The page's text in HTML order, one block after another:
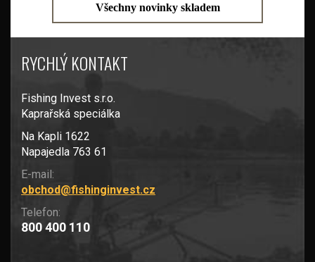
Všechny novinky skladem
RYCHLÝ KONTAKT
Fishing Invest s.r.o.
Kaprařská speciálka
Na Kapli 1622
Napajedla 763 61
E-mail:
obchod@fishinginvest.cz
Telefon:
800 400 110